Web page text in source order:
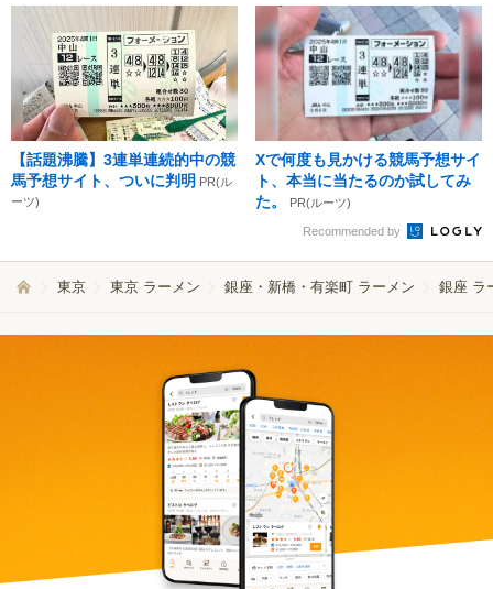
【話題沸騰】3連単連続的中の競
馬予想サイト、ついに判明 PR(ル
ーツ)
Xで何度も見かける競馬予想サイ
ト、本当に当たるのか試してみ
た。
PR(ルーツ)
Recommended by
東京 東京 ラーメン 銀座・新橋・有楽町 ラーメン 銀座 ラ